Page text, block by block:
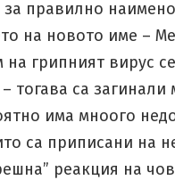
за правилно
на новото име –
грипният вирус
– тогава са
има мноого
са приписани на
реакция на